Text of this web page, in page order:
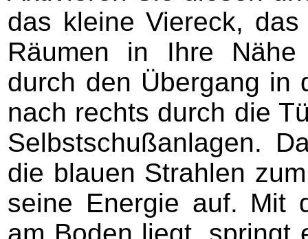
das kleine Viereck,
Räumen in Ihre
durch den Übergang in
nach rechts durch die
Selbstschußanlagen.
die blauen Strahlen
seine Energie auf. Mit
am Boden liegt, springt